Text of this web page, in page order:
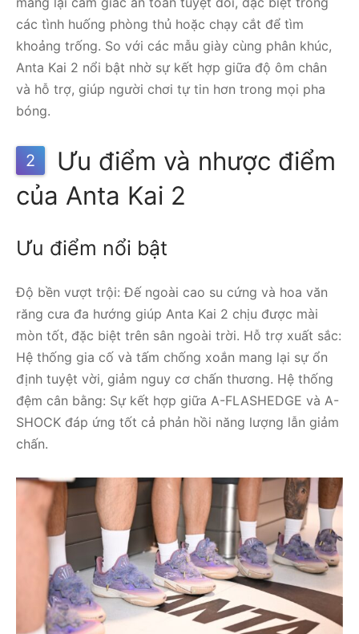
các tình huống phòng thủ hoặc chạy cắt để tìm
khoảng trống. So với các mẫu giày cùng phân khúc,
Anta Kai 2 nổi bật nhờ sự kết hợp giữa độ ôm chân
và hỗ trợ, giúp người chơi tự tin hơn trong mọi pha
bóng.
2
Ưu điểm và nhược điểm
của Anta Kai 2
Ưu điểm nổi bật
Độ bền vượt trội: Đế ngoài cao su cứng và hoa văn
răng cưa đa hướng giúp Anta Kai 2 chịu được mài
mòn tốt, đặc biệt trên sân ngoài trời. Hỗ trợ xuất sắc:
Hệ thống gia cố và tấm chống xoắn mang lại sự ổn
định tuyệt vời, giảm nguy cơ chấn thương. Hệ thống
đệm cân bằng: Sự kết hợp giữa A-FLASHEDGE và A-
SHOCK đáp ứng tốt cả phản hồi năng lượng lẫn giảm
chấn.